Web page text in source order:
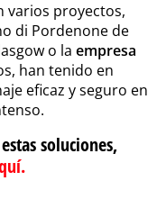
varios proyectos,
di Pordenone de
o la empresa
han tenido en
eficaz y seguro en
soluciones,